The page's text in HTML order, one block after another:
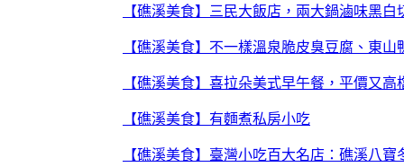
【礁溪美食】三民大飯店，兩大鍋滷味黑白
【礁溪美食】不一樣溫泉脆皮臭豆腐、東山
【礁溪美食】喜拉朵美式早午餐，平價又高
【礁溪美食】有麵煮私房小吃
【礁溪美食】臺灣小吃百大名店：礁溪八寶